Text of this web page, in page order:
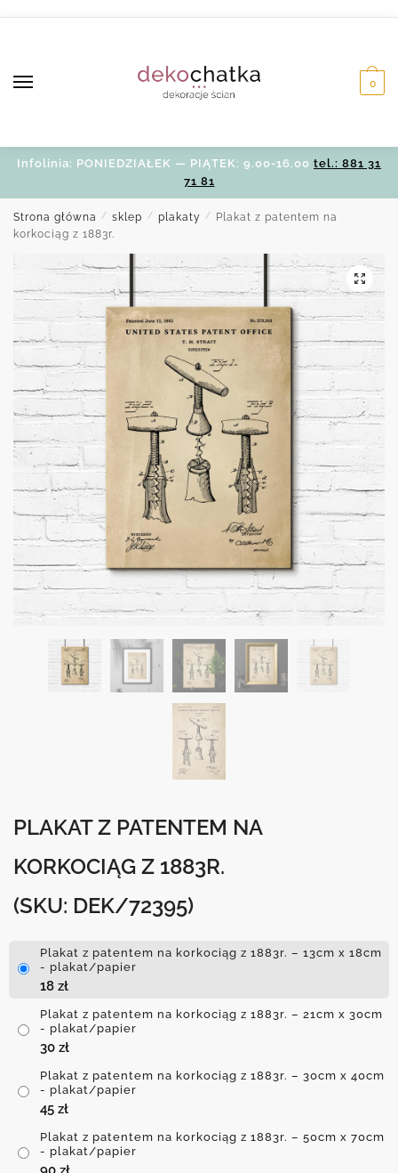
0
Infolinia: PONIEDZIAŁEK — PIĄTEK: 9.00-16.00 tel.: 881 31
71 81
Strona główna / sklep / plakaty /
Plakat z patentem na
korkociąg z 1883r.
PLAKAT Z PATENTEM NA
KORKOCIĄG Z 1883R.
(SKU: DEK/72395)
Plakat z patentem na korkociąg z 1883r. – 13cm x 18cm
- plakat/papier
18 zł
Plakat z patentem na korkociąg z 1883r. – 21cm x 30cm
- plakat/papier
30 zł
Plakat z patentem na korkociąg z 1883r. – 30cm x 40cm
- plakat/papier
45 zł
Plakat z patentem na korkociąg z 1883r. – 50cm x 70cm
- plakat/papier